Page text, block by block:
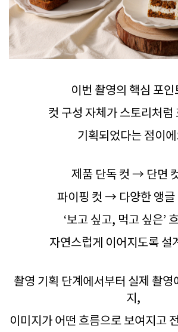
이번 촬영의 핵심 포
컷 구성 자체가 스토리처럼
기획되었다는 점이
제품 단독 컷 → 단면
파이핑 컷 → 다양한 앵글
‘보고 싶고, 먹고 싶은’
자연스럽게 이어지도록 설
촬영 기획 단계에서부터 실제 촬
지,
이미지가 어떤 흐름으로 보여지고